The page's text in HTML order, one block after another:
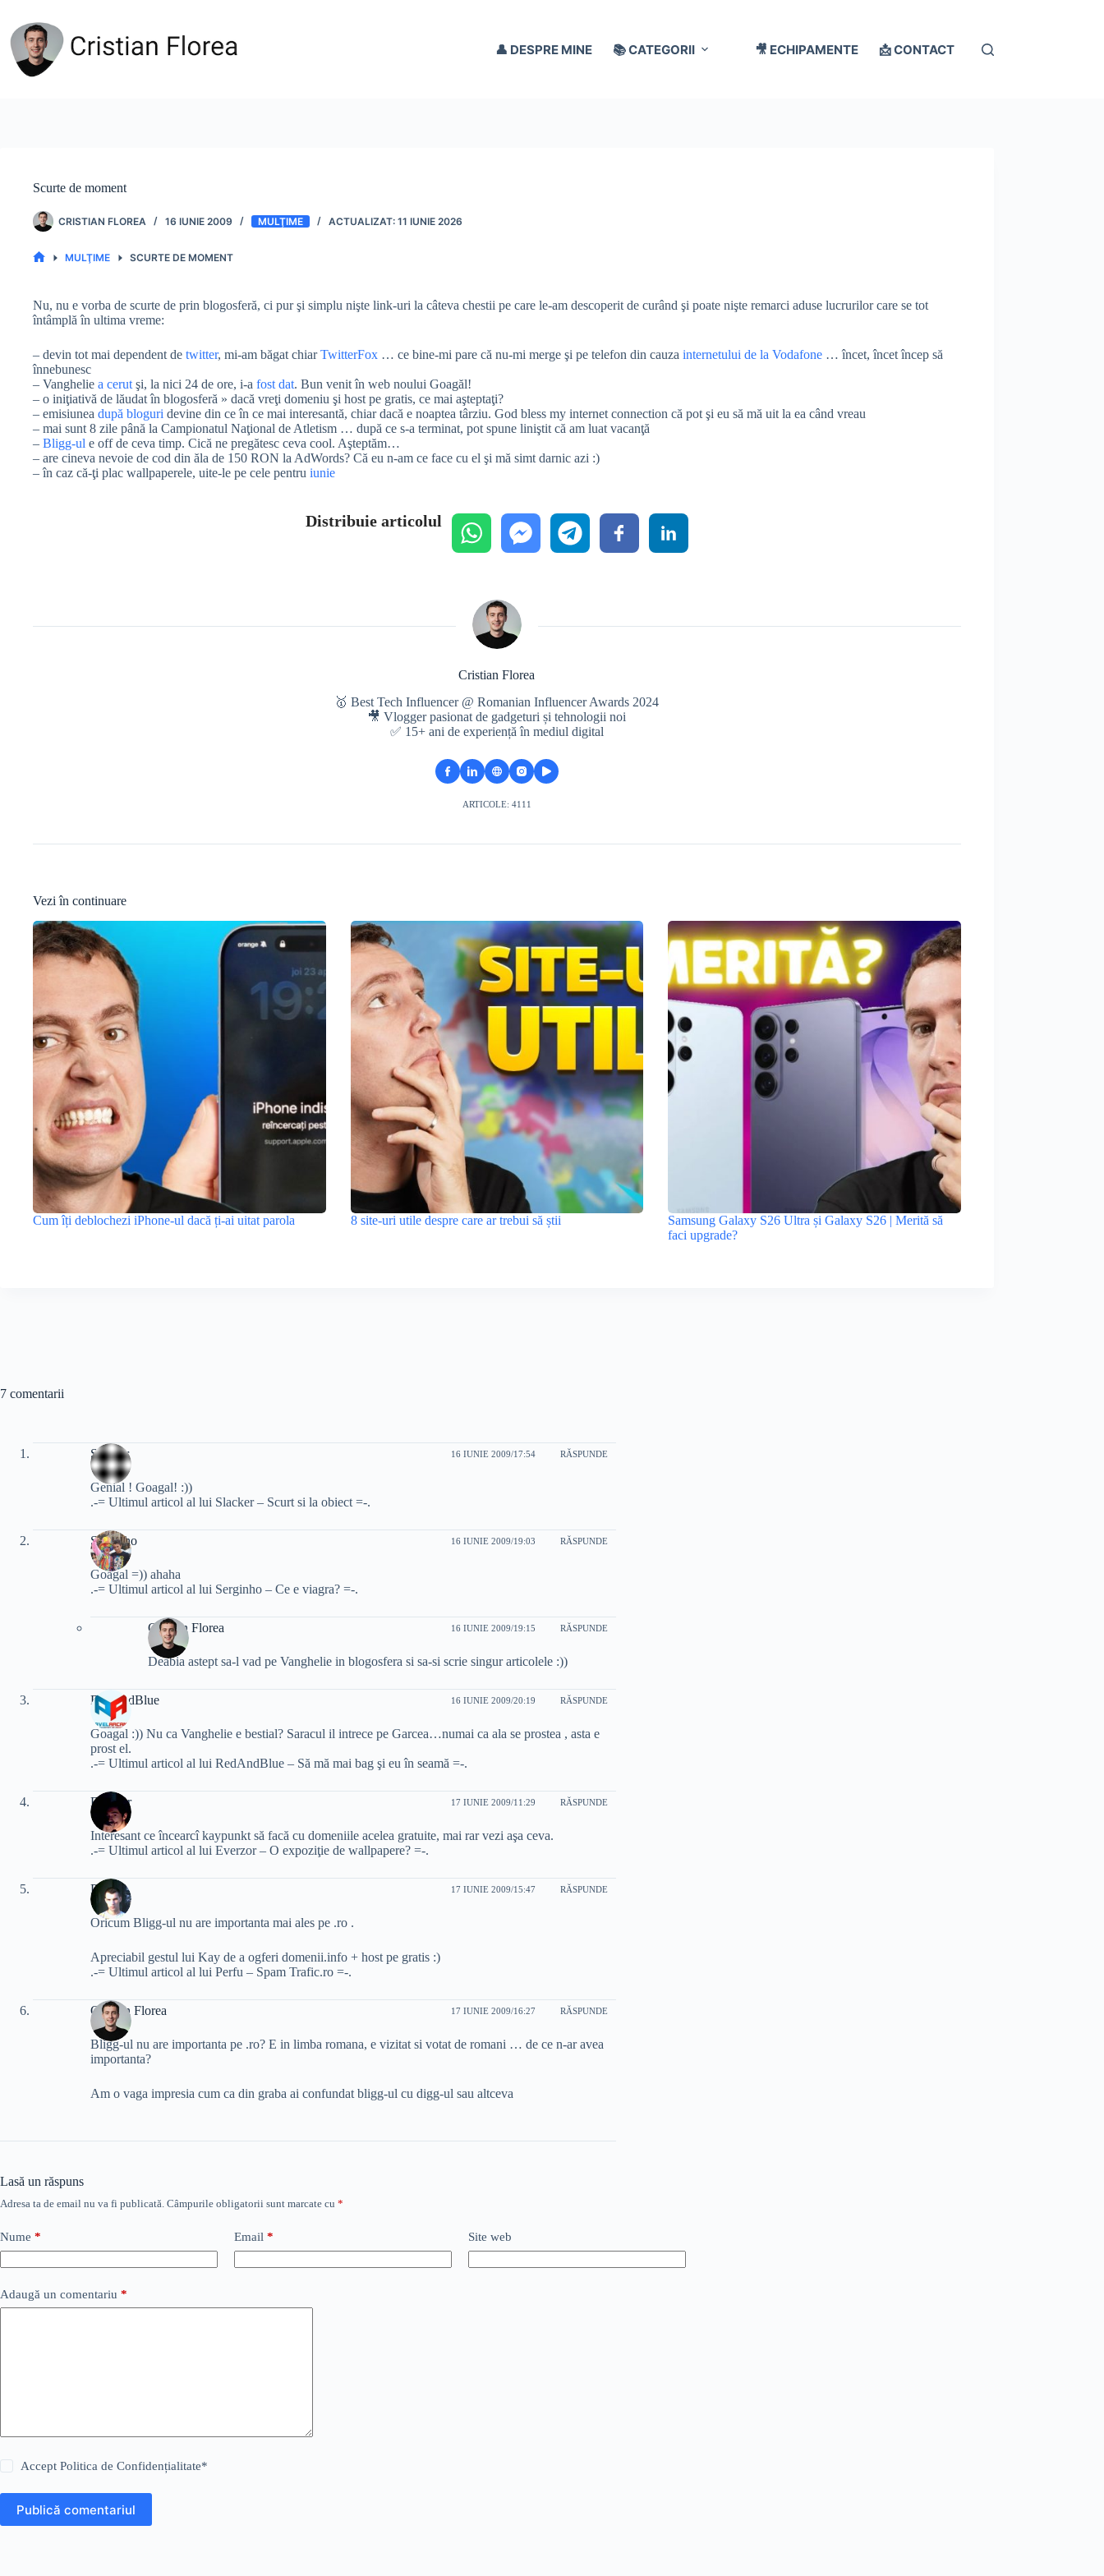
conținut
👤 DESPRE MINE 📚 CATEGORII 🎥 ECHIPAMENTE 📩 CONTACT
Scurte de moment
CRISTIAN FLOREA 16 IUNIE 2009 MULŢIME 11 IUNIE 2026
MULŢIME SCURTE DE MOMENT
Nu, nu e vorba de scurte de prin blogosferă, ci pur şi simplu nişte link-uri la câteva chestii pe care le-am descoperit de curând şi poate nişte remarci aduse lucrurilor care se tot
întâmplă în ultima vreme:
– devin tot mai dependent de twitter, mi-am băgat chiarTwitterFox … ce bine-mi pare că nu-mi merge şi pe telefon din cauza internetului de la Vodafone … încet, încet încep să
înnebunesc
– Vanghelie a cerut şi, la nici 24 de ore, i-a fost dat. Bun venit în web noului Goagăl!
– o iniţiativă de lăudat în blogosferă » dacă vreţi domeniu şi host pe gratis, ce mai aşteptaţi?
– emisiunea după bloguri devine din ce în ce mai interesantă, chiar dacă e noaptea târziu. God bless my internet connection că pot şi eu să mă uit la ea când vreau
– mai sunt 8 zile până la Campionatul Naţional de Atletism … după ce s-a terminat, pot spune liniştit că am luat vacanţă
– Bligg-ul e off de ceva timp. Cică ne pregătesc ceva cool. Aşteptăm…
– are cineva nevoie de cod din ăla de 150 RON la AdWords? Că eu n-am ce face cu el şi mă simt darnic azi :)
– în caz că-ţi plac wallpaperele, uite-le pe cele pentru iunie
Distribuie articolul
Cristian Florea
🥇 Best Tech Influencer @ Romanian Influencer Awards 2024
🎥 Vlogger pasionat de gadgeturi și tehnologii noi
✅ 15+ ani de experiență în mediul digital
ARTICOLE: 4111
Vezi în continuare
Cum îți deblochezi iPhone-ul dacă ți-ai uitat parola 8 site-uri utile despre care ar trebui să știi
Samsung Galaxy S26 Ultra și Galaxy S26 | Merită să
faci upgrade?
7 comentarii
Slacker 16 IUNIE 2009/17:54 RĂSPUNDE
Genial ! Goagal! :))
.-= Ultimul articol al lui Slacker – Scurt si la obiect =-.
Serginho 16 IUNIE 2009/19:03 RĂSPUNDE
Goagal =)) ahaha
.-= Ultimul articol al lui Serginho – Ce e viagra? =-.
Cristian Florea 16 IUNIE 2009/19:15 RĂSPUNDE
Deabia astept sa-l vad pe Vanghelie in blogosfera si sa-si scrie singur articolele :))
RedAndBlue 16 IUNIE 2009/20:19 RĂSPUNDE
Goagal :)) Nu ca Vanghelie e bestial? Saracul il intrece pe Garcea…numai ca ala se prostea , asta e
prost el.
.-= Ultimul articol al lui RedAndBlue – Să mă mai bag şi eu în seamă =-.
Everzor 17 IUNIE 2009/11:29 RĂSPUNDE
Interesant ce încearcî kaypunkt să facă cu domeniile acelea gratuite, mai rar vezi aşa ceva.
.-= Ultimul articol al lui Everzor – O expoziţie de wallpapere? =-.
Perfu 17 IUNIE 2009/15:47 RĂSPUNDE
Oricum Bligg-ul nu are importanta mai ales pe .ro .
Apreciabil gestul lui Kay de a ogferi domenii.info + host pe gratis :)
.-= Ultimul articol al lui Perfu – Spam Trafic.ro =-.
Cristian Florea 17 IUNIE 2009/16:27 RĂSPUNDE
Bligg-ul nu are importanta pe .ro? E in limba romana, e vizitat si votat de romani … de ce n-ar avea
importanta?
Am o vaga impresia cum ca din graba ai confundat bligg-ul cu digg-ul sau altceva
Lasă un răspuns
Adresa ta de email nu va fi publicată. Câmpurile obligatorii sunt marcate cu *
Nume * Email * Site web
Adaugă un comentariu *
AcceptPolitica de Confidențialitate*
Publică comentariul